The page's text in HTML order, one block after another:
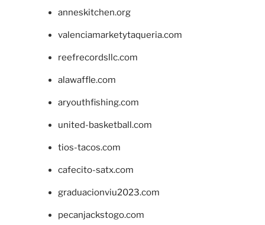
anneskitchen.org
valenciamarketytaqueria.com
reefrecordsllc.com
alawaffle.com
aryouthfishing.com
united-basketball.com
tios-tacos.com
cafecito-satx.com
graduacionviu2023.com
pecanjackstogo.com